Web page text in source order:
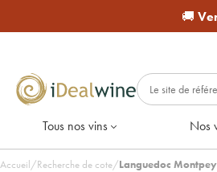
🚚
Tous nos vins Nos
Accueil/Recherche de cote/Languedoc